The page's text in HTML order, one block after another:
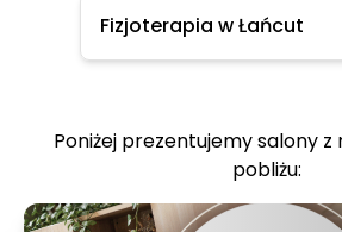
Fizjoterapia w Łańcut
Poniżej prezentujemy salony z
pobliżu: